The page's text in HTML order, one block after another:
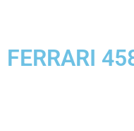
FERRARI